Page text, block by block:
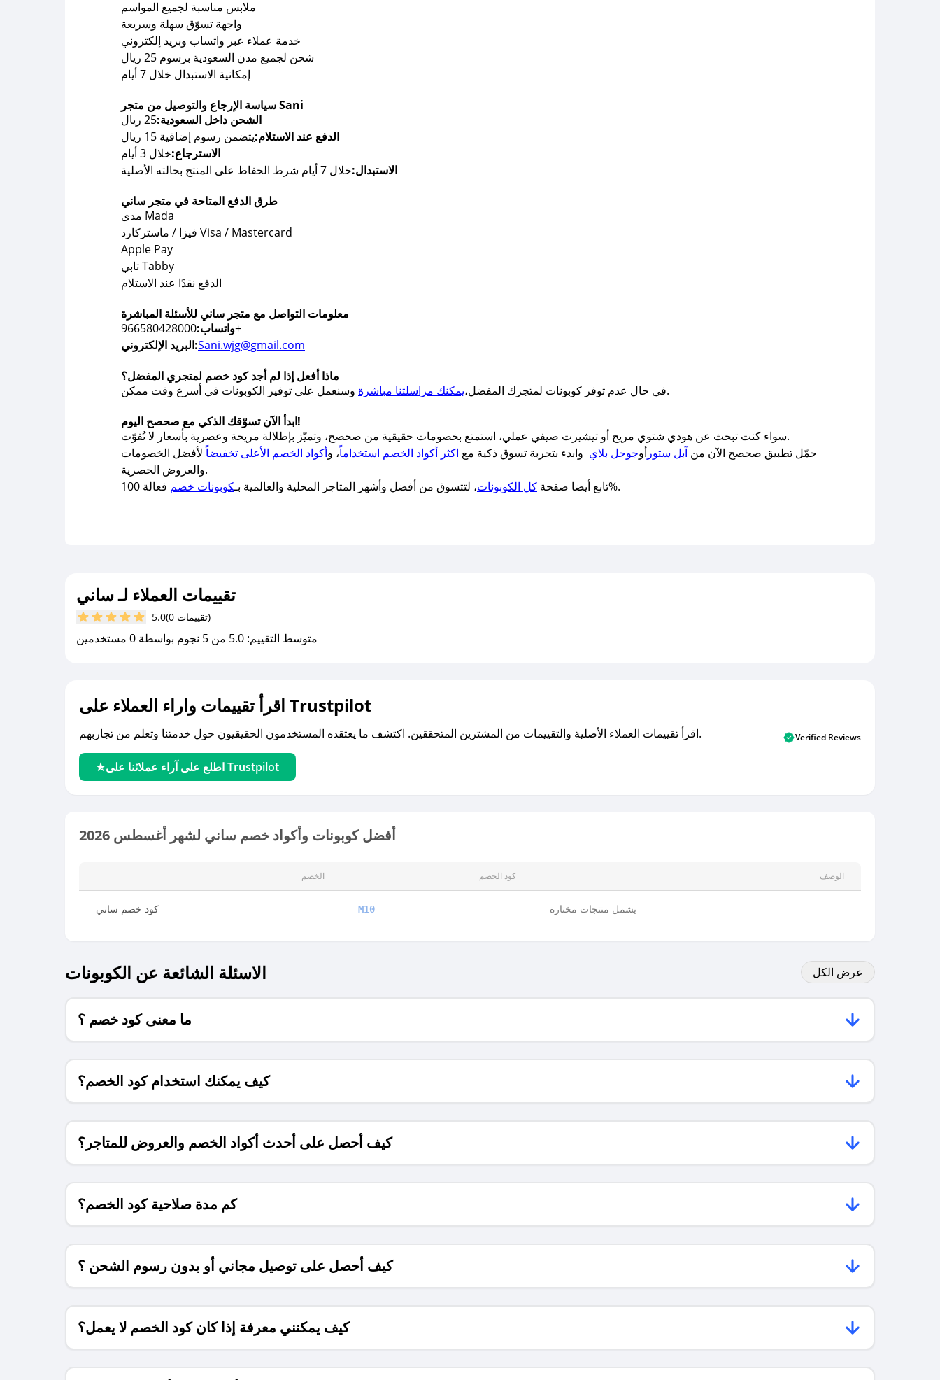
ملابس مناسبة لجميع المواسم
واجهة تسوّق سهلة وسريعة
خدمة عملاء عبر واتساب وبريد إلكتروني
شحن لجميع مدن السعودية برسوم 25 ريال
إمكانية الاستبدال خلال 7 أيام
سياسة الإرجاع والتوصيل من متجر Sani
الشحن داخل السعودية:25 ريال
الدفع عند الاستلام:يتضمن رسوم إضافية 15 ريال
الاسترجاع:خلال 3 أيام
الاستبدال:خلال 7 أيام شرط الحفاظ على المنتج بحالته الأصلية
طرق الدفع المتاحة في متجر ساني
مدى Mada
فيزا / ماستركارد Visa / Mastercard
Apple Pay
تابي Tabby
الدفع نقدًا عند الاستلام
معلومات التواصل مع متجر ساني للأسئلة المباشرة
واتساب:966580428000+
البريد الإلكتروني:Sani.wjg@gmail.com
ماذا أفعل إذا لم أجد كود خصم لمتجري المفضل؟
في حال عدم توفر كوبونات لمتجرك المفضل،يمكنك مراسلتنا مباشرة
وسنعمل على توفير الكوبونات في أسرع وقت ممكن.
ابدأ الآن تسوّقك الذكي مع صحصح اليوم!
سواء كنت تبحث عن هودي شتوي مريح أو تيشيرت صيفي عملي، استمتع بخصومات حقيقية من صحصح، وتميّز بإطلالة مريحة وعصرية بأسعار لا تُفوّت.
حمّل تطبيق صحصح الآن من آبل ستور أوجوجل بلاي وابدء بتجربة تسوق ذكية مع اكثر أكواد الخصم استخداماً، وأكواد الخصم الأعلى تخفيضاًلأفضل الخصومات
والعروض الحصرية.
تابع أيضا صفحة كل الكوبونات، لتتسوق من أفضل وأشهر المتاجر المحلية والعالمية بـكوبونات خصم فعالة 100%.
تقييمات العملاء لـ ساني
5.0 (0 تقييمات)
متوسط التقييم: 5.0 من 5 نجوم بواسطة 0 مستخدمين
اقرأ تقييمات واراء العملاء على Trustpilot
اقرأ تقييمات العملاء الأصلية والتقييمات من المشترين المتحققين. اكتشف ما يعتقده المستخدمون الحقيقيون حول خدمتنا وتعلم من تجاربهم.
اطلع على آراء عملائنا على Trustpilot
Verified Reviews
أفضل كوبونات وأكواد خصم ساني لشهر أغسطس 2026
الخصم كود الخصم الوصف
كود خصم ساني M10 يشمل منتجات مختارة
الاسئلة الشائعة عن الكوبونات عرض الكل
ما معنى كود خصم ؟
كيف يمكنك استخدام كود الخصم؟
كيف أحصل على أحدث أكواد الخصم والعروض للمتاجر؟
كم مدة صلاحية كود الخصم؟
كيف أحصل على توصيل مجاني أو بدون رسوم الشحن ؟
كيف يمكنني معرفة إذا كان كود الخصم لا يعمل؟